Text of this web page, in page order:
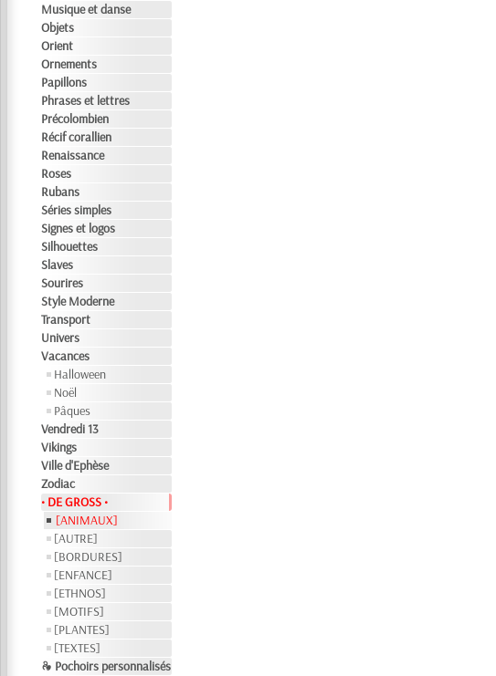
Musique et danse
Objets
Orient
Ornements
Papillons
Phrases et lettres
Précolombien
Récif corallien
Renaissance
Roses
Rubans
Séries simples
Signes et logos
Silhouettes
Slaves
Sourires
Style Moderne
Transport
Univers
Vacances
Halloween
Noël
Pâques
Vendredi 13
Vikings
Ville d'Ephèse
Zodiac
• DE GROSS •
[ANIMAUX]
[AUTRE]
[BORDURES]
[ENFANCE]
[ETHNOS]
[MOTIFS]
[PLANTES]
[TEXTES]
❧ Pochoirs personnalisés